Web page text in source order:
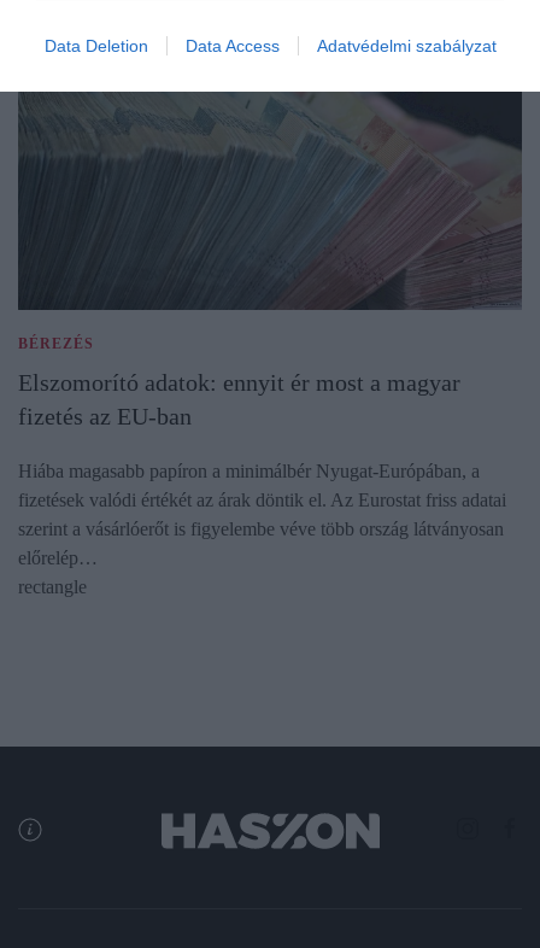
Data Deletion Data Access Adatvédelmi szabályzat
BÉREZÉS
Elszomorító adatok: ennyit ér most a magyar
fizetés az EU-ban
Hiába magasabb papíron a minimálbér Nyugat-Európában, a
fizetések valódi értékét az árak döntik el. Az Eurostat friss adatai
szerint a vásárlóerőt is figyelembe véve több ország látványosan
előrelép…
rectangle